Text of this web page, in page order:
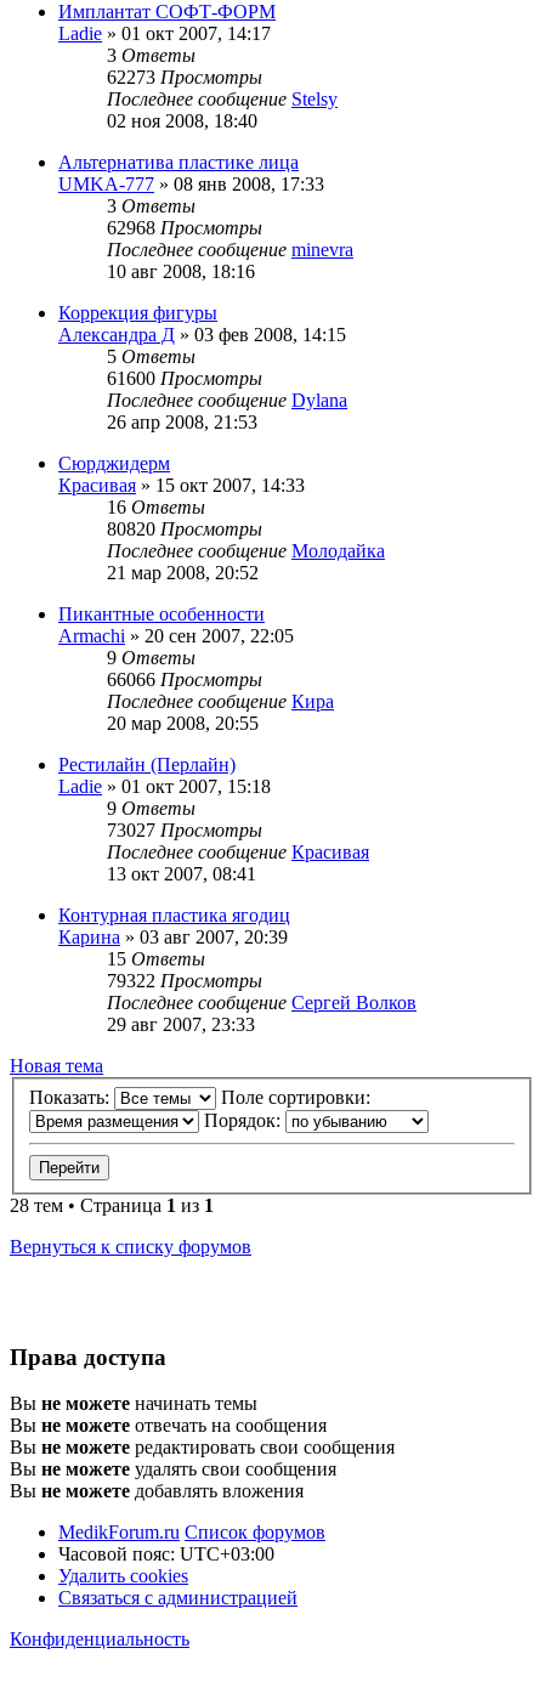
Имплантат СОФТ-ФОРМ
Ladie » 01 окт 2007, 14:17
3 Ответы
62273 Просмотры
Последнее сообщение Stelsy
02 ноя 2008, 18:40
Альтернатива пластике лица
UMKA-777 » 08 янв 2008, 17:33
3 Ответы
62968 Просмотры
Последнее сообщение minevra
10 авг 2008, 18:16
Коррекция фигуры
Александра Д » 03 фев 2008, 14:15
5 Ответы
61600 Просмотры
Последнее сообщение Dylana
26 апр 2008, 21:53
Сюрджидерм
Красивая » 15 окт 2007, 14:33
16 Ответы
80820 Просмотры
Последнее сообщение Молодайка
21 мар 2008, 20:52
Пикантные особенности
Armachi » 20 сен 2007, 22:05
9 Ответы
66066 Просмотры
Последнее сообщение Кира
20 мар 2008, 20:55
Рестилайн (Перлайн)
Ladie » 01 окт 2007, 15:18
9 Ответы
73027 Просмотры
Последнее сообщение Красивая
13 окт 2007, 08:41
Контурная пластика ягодиц
Карина » 03 авг 2007, 20:39
15 Ответы
79322 Просмотры
Последнее сообщение Сергей Волков
29 авг 2007, 23:33
Новая тема
Показать:
Поле сортировки:
Порядок:
28 тем • Страница 1 из 1
Вернуться к списку форумов
Права доступа
Вы не можете начинать темы
Вы не можете отвечать на сообщения
Вы не можете редактировать свои сообщения
Вы не можете удалять свои сообщения
Вы не можете добавлять вложения
MedikForum.ru Список форумов
Часовой пояс: UTC+03:00
Удалить cookies
Связаться с администрацией
Конфиденциальность